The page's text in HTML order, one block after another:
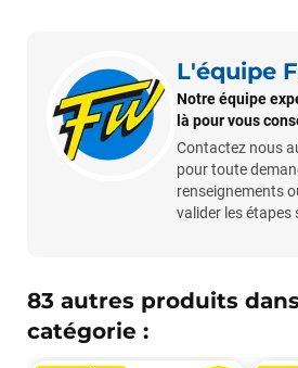
L'équipe
Notre équipe
là pour vous
Contactez nous
pour toute
renseignements
valider les étapes
83 autres produits
catégorie :
VOIR TOUS LES
LAISSER UN